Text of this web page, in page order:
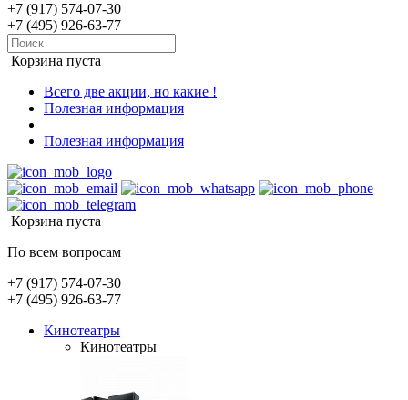
+7 (917) 574-07-30
+7 (495) 926-63-77
Корзина пуста
Всего две акции, но какие !
Полезная информация
Полезная информация
Корзина пуста
По всем вопросам
+7 (917) 574-07-30
+7 (495) 926-63-77
Кинотеатры
Кинотеатры